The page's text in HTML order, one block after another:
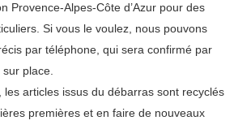
Provence-Alpes-Côte d’Azur pour des
Si vous le voulez, nous pouvons
par téléphone, qui sera confirmé par
place.
les articles issus du débarras sont recyclés
premières et en faire de nouveaux